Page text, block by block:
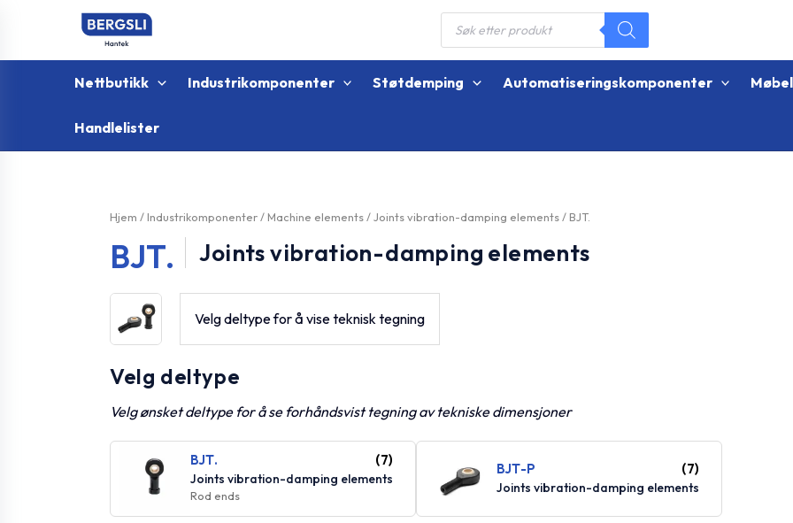
Products
search
Nettbutikk Industrikomponenter Støtdemping Automatiseringskomponenter
Handlelister
Hjem / Industrikomponenter/ Machine elements/Joints vibration-damping elements/ BJT.
BJT. Joints vibration-damping elements
Velg deltype for å vise teknisk tegning
Velg deltype
Velg ønsket deltype for å se forhåndsvist tegning av tekniske dimensjoner
BJT. (7)
Joints vibration-damping elements
Rod ends
BJT-P (7)
Joints vibration-damping elements